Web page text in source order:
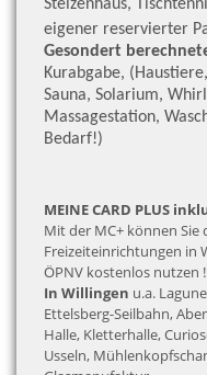
Stelzenhaus,
eigener reservierter
Gesondert
Kurabgabe,
Sauna, Solarium,
Massagestation,
Bedarf!)
MEINE CARD PLUS
Mit der MC+ können
Freizeiteinrichtungen in
ÖPNV kostenlos nutzen
In Willingen u.a.
Ettelsberg-Seilbahn,
Halle, Kletterhalle,
Usseln,